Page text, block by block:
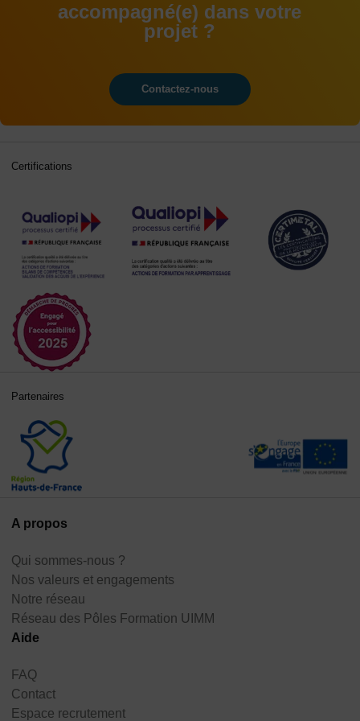
accompagné(e) dans votre
projet ?
Contactez-nous
A propos
Qui sommes-nous ?
Nos valeurs et engagements
Notre réseau
Réseau des Pôles Formation UIMM
Aide
FAQ
Contact
Espace recrutement
Certifications
Partenaires